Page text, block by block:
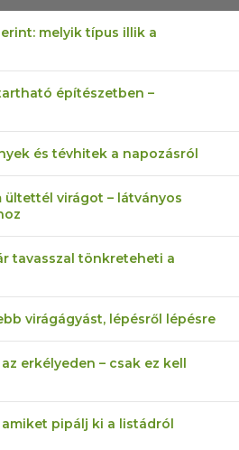
melyik típus illik a
építészetben –
és tévhitek a napozásról
ültettél virágot – látványos
tavasszal tönkreteheti a
virágágyást, lépésről lépésre
erkélyeden – csak ez kell
pipálj ki a listádról